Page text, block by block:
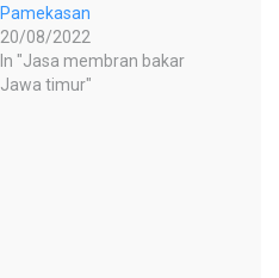
Pamekasan
20/08/2022
In "Jasa membran bakar
Jawa timur"